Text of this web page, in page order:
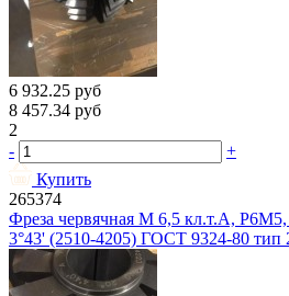
6 932.25 руб
8 457.34 руб
2
-
+
Купить
265374
Фреза червячная М 6,5 кл.т.А, Р6М5,
3°43' (2510-4205) ГОСТ 9324-80